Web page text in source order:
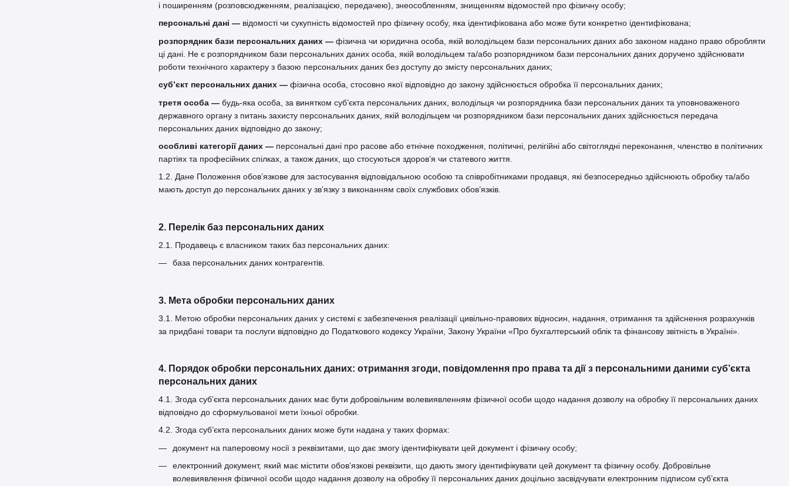
і поширенням (розповсюдженням, реалізацією, передачею), знеособленням, знищенням відомостей про фізичну особу;
персональні дані — відомості чи сукупність відомостей про фізичну особу, яка ідентифікована або може бути конкретно ідентифікована;
розпорядник бази персональних даних — фізична чи юридична особа, якій володільцем бази персональних даних або законом надано право обробляти
ці дані. Не є розпорядником бази персональних даних особа, якій володільцем та/або розпорядником бази персональних даних доручено здійснювати
роботи технічного характеру з базою персональних даних без доступу до змісту персональних даних;
суб’єкт персональних даних — фізична особа, стосовно якої відповідно до закону здійснюється обробка її персональних даних;
третя особа — будь-яка особа, за винятком суб’єкта персональних даних, володільця чи розпорядника бази персональних даних та уповноваженого
державного органу з питань захисту персональних даних, якій володільцем чи розпорядником бази персональних даних здійснюється передача
персональних даних відповідно до закону;
особливі категорії даних — персональні дані про расове або етнічне походження, політичні, релігійні або світоглядні переконання, членство в політичних
партіях та професійних спілках, а також даних, що стосуються здоров’я чи статевого життя.
1.2. Дане Положення обов’язкове для застосування відповідальною особою та співробітниками продавця, які безпосередньо здійснюють обробку та/або
мають доступ до персональних даних у зв’язку з виконанням своїх службових обов’язків.
2. Перелік баз персональних даних
2.1. Продавець є власником таких баз персональних даних:
база персональних даних контрагентів.
3. Мета обробки персональних даних
3.1. Метою обробки персональних даних у системі є забезпечення реалізації цивільно-правових відносин, надання, отримання та здійснення розрахунків
за придбані товари та послуги відповідно до Податкового кодексу України, Закону України «Про бухгалтерський облік та фінансову звітність в Україні».
4. Порядок обробки персональних даних: отримання згоди, повідомлення про права та дії з персональними даними суб’єкта
персональних даних
4.1. Згода суб’єкта персональних даних має бути добровільним волевиявленням фізичної особи щодо надання дозволу на обробку її персональних даних
відповідно до сформульованої мети їхньої обробки.
4.2. Згода суб’єкта персональних даних може бути надана у таких формах:
документ на паперовому носії з реквізитами, що дає змогу ідентифікувати цей документ і фізичну особу;
електронний документ, який має містити обов’язкові реквізити, що дають змогу ідентифікувати цей документ та фізичну особу. Добровільне
волевиявлення фізичної особи щодо надання дозволу на обробку її персональних даних доцільно засвідчувати електронним підписом суб’єкта